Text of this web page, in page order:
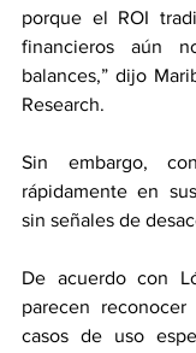
porque el ROI
financieros aún
balances,” dijo
Research.
Sin embargo,
rápidamente en
sin señales de
De acuerdo con
parecen
casos de uso